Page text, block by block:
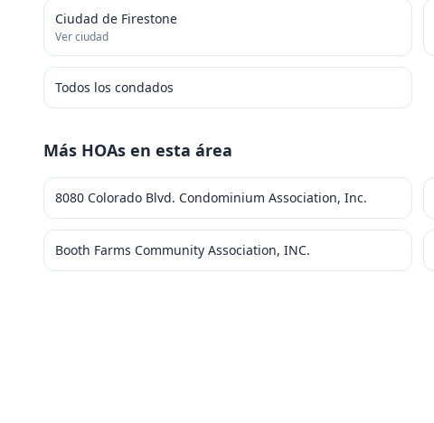
Ciudad de Firestone
Ver ciudad
Todos los condados
Más HOAs en esta área
8080 Colorado Blvd. Condominium Association, Inc.
Booth Farms Community Association, INC.